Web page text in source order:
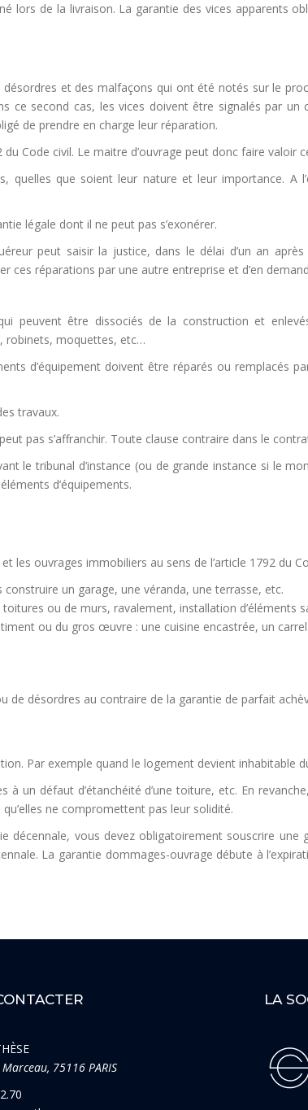
lors de la livraison. La garantie des vices apparents
et des malfaçons qui ont été notés sur le
ce second cas, les vices doivent être signalés par
de prendre en charge leur réparation.
Code civil. Le maitre d’ouvrage peut donc faire valoir
que soient leur nature et leur importance. A
légale dont il ne peut pas s’exonérer.
peut saisir la justice, dans le délai d’un an
ces réparations par une autre entreprise et d’en
peuvent être dissociés de la construction et
robinets, moquettes, etc…
d’équipement doivent être réparés ou remplacés
travaux.
pas s’affranchir. Toute clause contraire dans le
le tribunal d’instance (ou de grande instance si le
d’équipements.
les ouvrages immobiliers au sens de l’article 1792 du
un garage, une véranda, une terrasse, etc.
ou de murs, ravalement, installation d’éléments
ou du gros œuvre : une cuisine encastrée, un
de désordres au contraire de la garantie de parfait
Par exemple quand le logement devient inhabitable
un défaut d’étanchéité d’une toiture, etc. En
ne compromettent pas leur solidité.
décennale, vous devez obligatoirement souscrire
La garantie dommages-ouvrage débute à
75116 PARIS
LA